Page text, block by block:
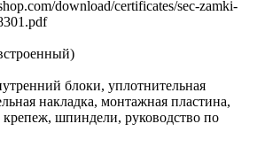
download/certificates/sec-zamki-
блоки, уплотнительная
накладка, монтажная пластина,
шпиндели, руководство по